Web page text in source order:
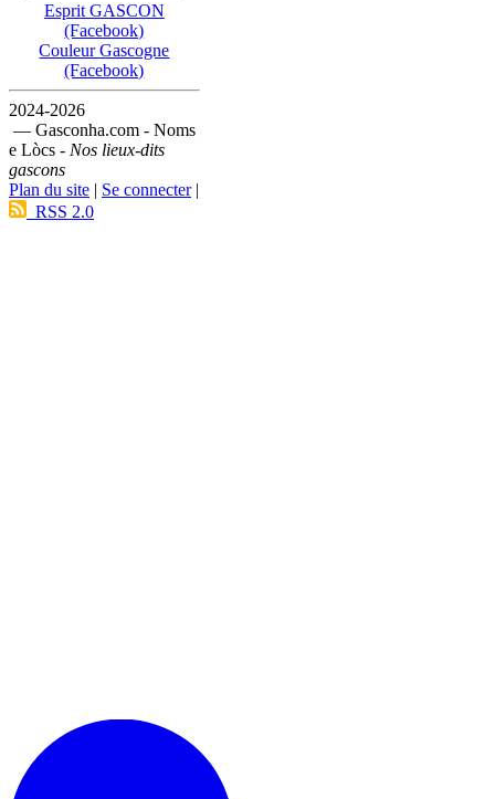
Esprit GASCON
(Facebook)
Couleur Gascogne
(Facebook)
2024-2026
— Gasconha.com - Noms
e Lòcs - Nos lieux-dits
gascons
Plan du site | Se connecter|
RSS 2.0